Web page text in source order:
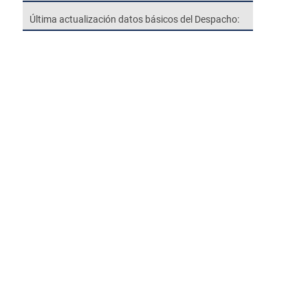
Última actualización datos básicos del Despacho: